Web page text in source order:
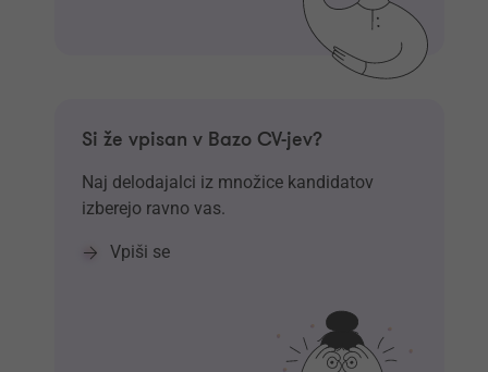
Si že vpisan v Bazo CV-jev?
Naj delodajalci iz množice kandidatov
izberejo ravno vas.
Vpiši se